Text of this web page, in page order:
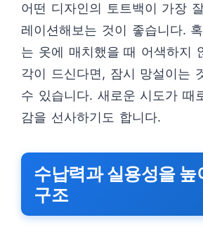
어떤 디자인의 토트백이 가장
레이션해보는 것이 좋습니다.
는 옷에 매치했을 때 어색하지
각이 드신다면, 잠시 망설이는
수 있습니다. 새로운 시도가 때
감을 선사하기도 합니다.
수납력과 실용성을 높
구조